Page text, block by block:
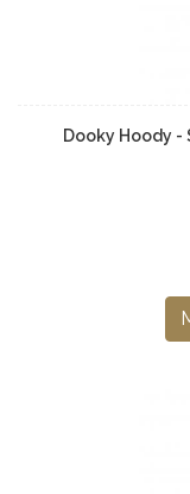
Dooky Hoody